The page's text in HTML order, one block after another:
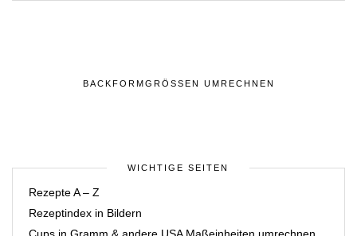
BACKFORMGRÖSSEN UMRECHNEN
WICHTIGE SEITEN
Rezepte A – Z
Rezeptindex in Bildern